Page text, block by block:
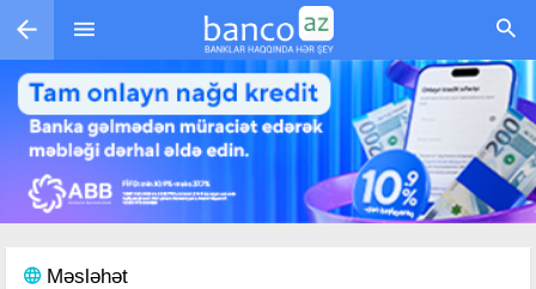
Skip to main content
Məsləhət